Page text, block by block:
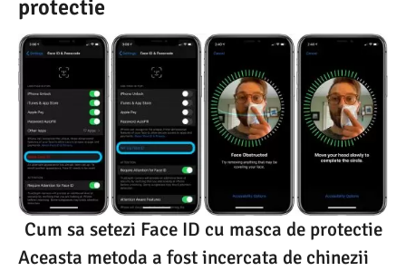
protectie
Cum sa setezi Face ID cu masca de protectie
Aceasta metoda a fost incercata de chinezii